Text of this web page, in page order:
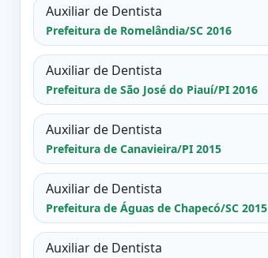
Auxiliar de Dentista
Prefeitura de Romelândia/SC 2016
Auxiliar de Dentista
Prefeitura de São José do Piauí/PI 2016
Auxiliar de Dentista
Prefeitura de Canavieira/PI 2015
Auxiliar de Dentista
Prefeitura de Águas de Chapecó/SC 2015
Auxiliar de Dentista